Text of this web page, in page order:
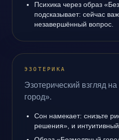
Психика через образ
подсказывает: сейчас
незавершённый вопрос.
ЭЗОТЕРИКА
Эзотерический взгляд
город».
Сон намекает: снизьте
решения», и интуитивный